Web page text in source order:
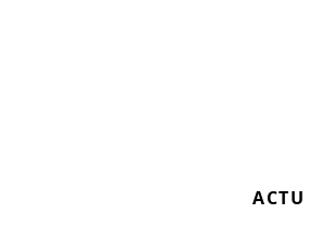
ACTU